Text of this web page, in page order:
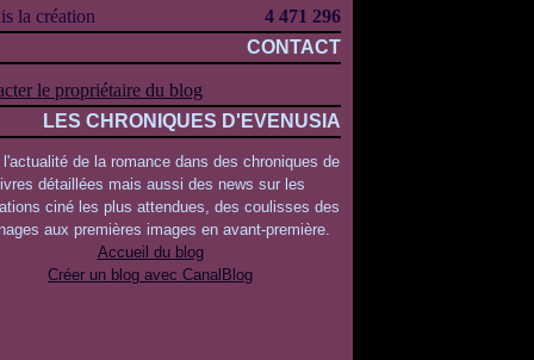
la création
4 471 296
CONTACT
le propriétaire du blog
LES CHRONIQUES D'EVENUSIA
l'actualité de la romance dans des chroniques de
livres détaillées mais aussi des news sur les
ciné les plus attendues, des coulisses des
aux premières images en avant-première.
Accueil du blog
Créer un blog avec CanalBlog